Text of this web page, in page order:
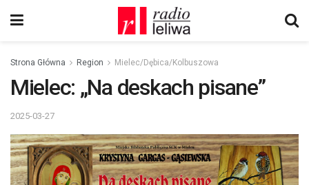
Strona Główna Region Mielec/Dębica/Kolbuszowa
Mielec: „Na deskach pisane”
2025-03-27